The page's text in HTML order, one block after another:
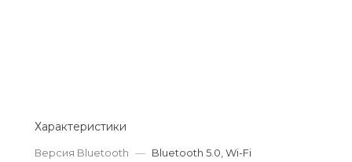
Характеристики
Версия Bluetooth — Bluetooth 5.0, Wi-Fi